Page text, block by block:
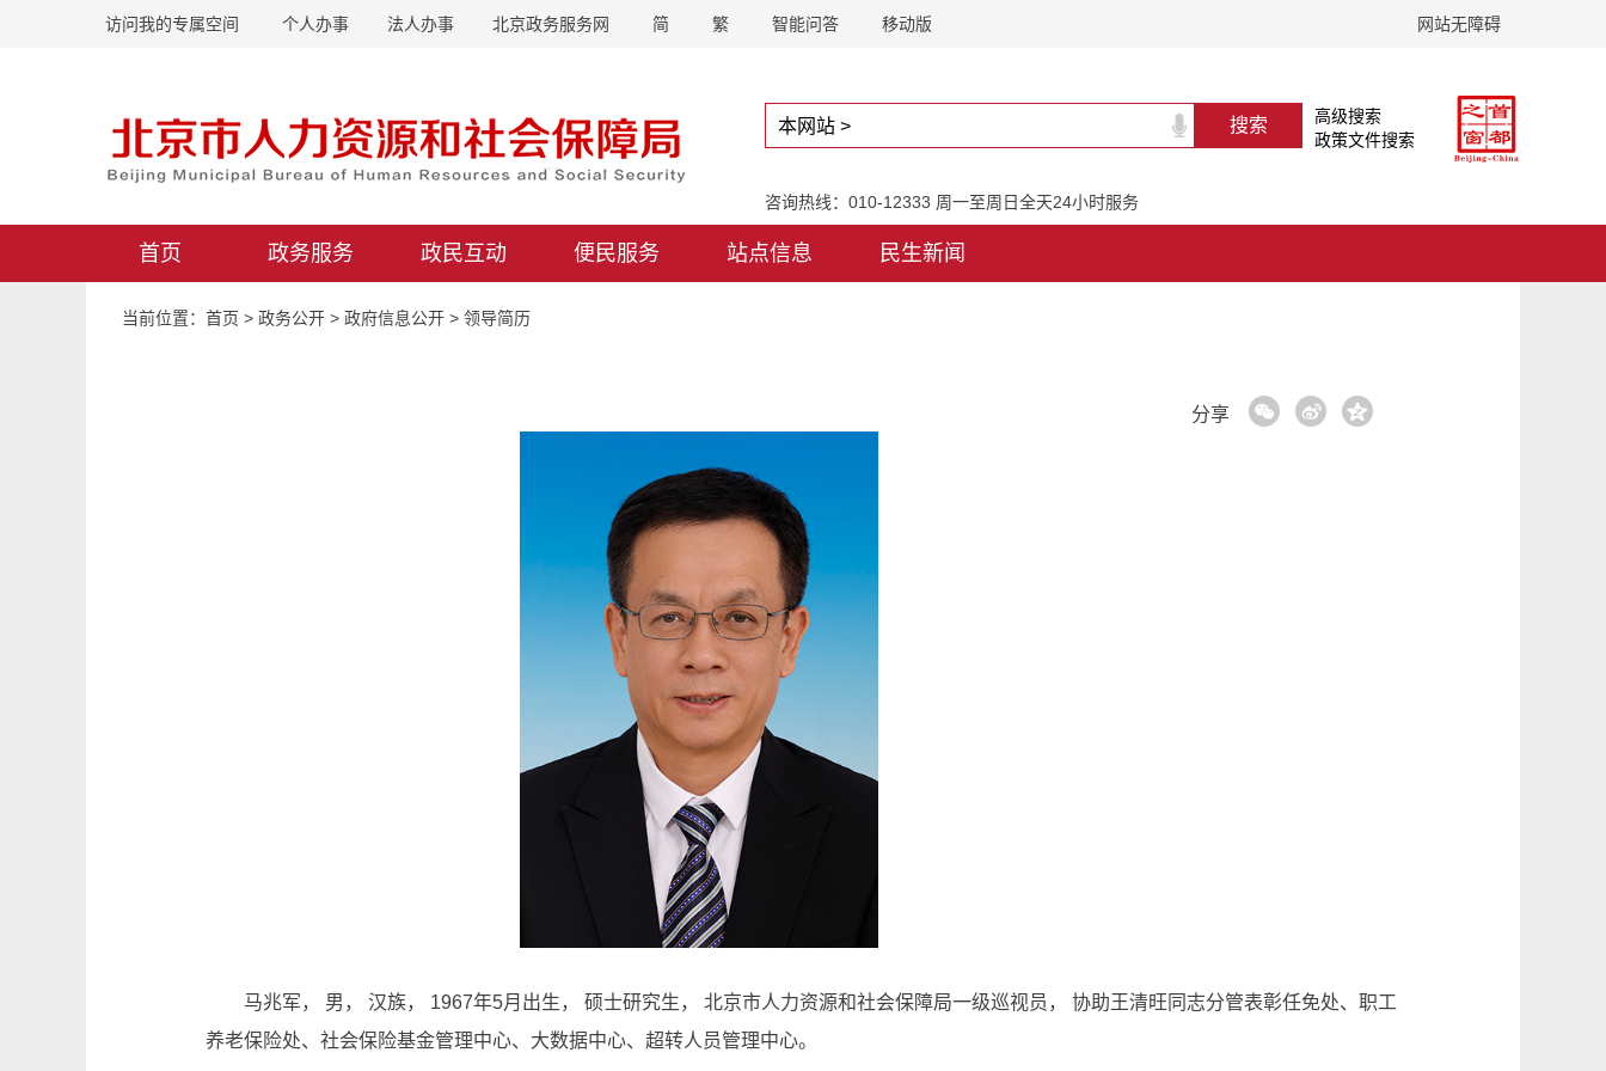
访问我的专属空间 个人办事 法人办事 北京政务服务网 简 繁 智能问答 移动版 网站无障碍
高级搜索
政策文件搜索
咨询热线：010-12333 周一至周日全天24小时服务
首页 政务服务 政民互动 便民服务 站点信息 民生新闻
当前位置：首页 > 政务公开 > 政府信息公开 > 领导简历
分享
马兆军， 男， 汉族， 1967年5月出生， 硕士研究生， 北京市人力资源和社会保障局一级巡视员， 协助王清旺同志分管表彰任免处、职工
养老保险处、社会保险基金管理中心、大数据中心、超转人员管理中心。